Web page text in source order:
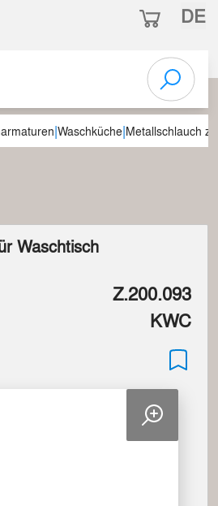
DE
|Waschküche|Metallschlauch
Waschtisch
Z.200.093
KWC